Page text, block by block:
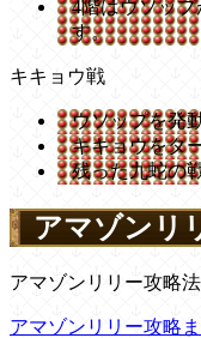
4階はウソッ
す。
キキョウ戦
ウソップを発
キキョウをタ
残った九蛇の
アマゾンリ
アマゾンリリー攻略
アマゾンリリー攻略